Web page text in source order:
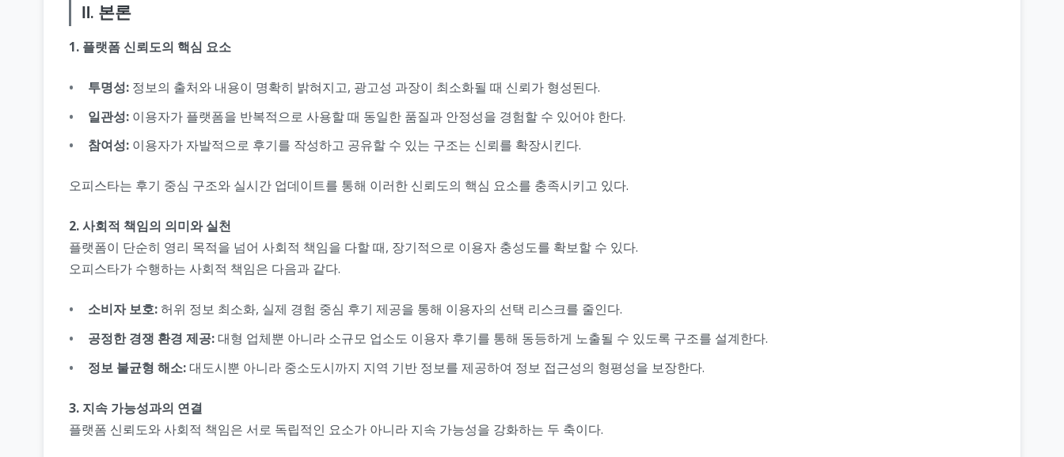
Ⅱ. 본론
1. 플랫폼 신뢰도의 핵심 요소
투명성: 정보의 출처와 내용이 명확히 밝혀지고, 광고성 과장이 최소화될 때 신뢰가 형성된다.
일관성: 이용자가 플랫폼을 반복적으로 사용할 때 동일한 품질과 안정성을 경험할 수 있어야 한다.
참여성: 이용자가 자발적으로 후기를 작성하고 공유할 수 있는 구조는 신뢰를 확장시킨다.
오피스타는 후기 중심 구조와 실시간 업데이트를 통해 이러한 신뢰도의 핵심 요소를 충족시키고 있다.
2. 사회적 책임의 의미와 실천
플랫폼이 단순히 영리 목적을 넘어 사회적 책임을 다할 때, 장기적으로 이용자 충성도를 확보할 수 있다.
오피스타가 수행하는 사회적 책임은 다음과 같다.
소비자 보호:허위 정보 최소화, 실제 경험 중심 후기 제공을 통해 이용자의 선택 리스크를 줄인다.
공정한 경쟁 환경 제공:대형 업체뿐 아니라 소규모 업소도 이용자 후기를 통해 동등하게 노출될 수 있도록 구조를 설계한다.
정보 불균형 해소:대도시뿐 아니라 중소도시까지 지역 기반 정보를 제공하여 정보 접근성의 형평성을 보장한다.
3. 지속 가능성과의 연결
플랫폼 신뢰도와 사회적 책임은 서로 독립적인 요소가 아니라 지속 가능성을 강화하는 두 축이다.